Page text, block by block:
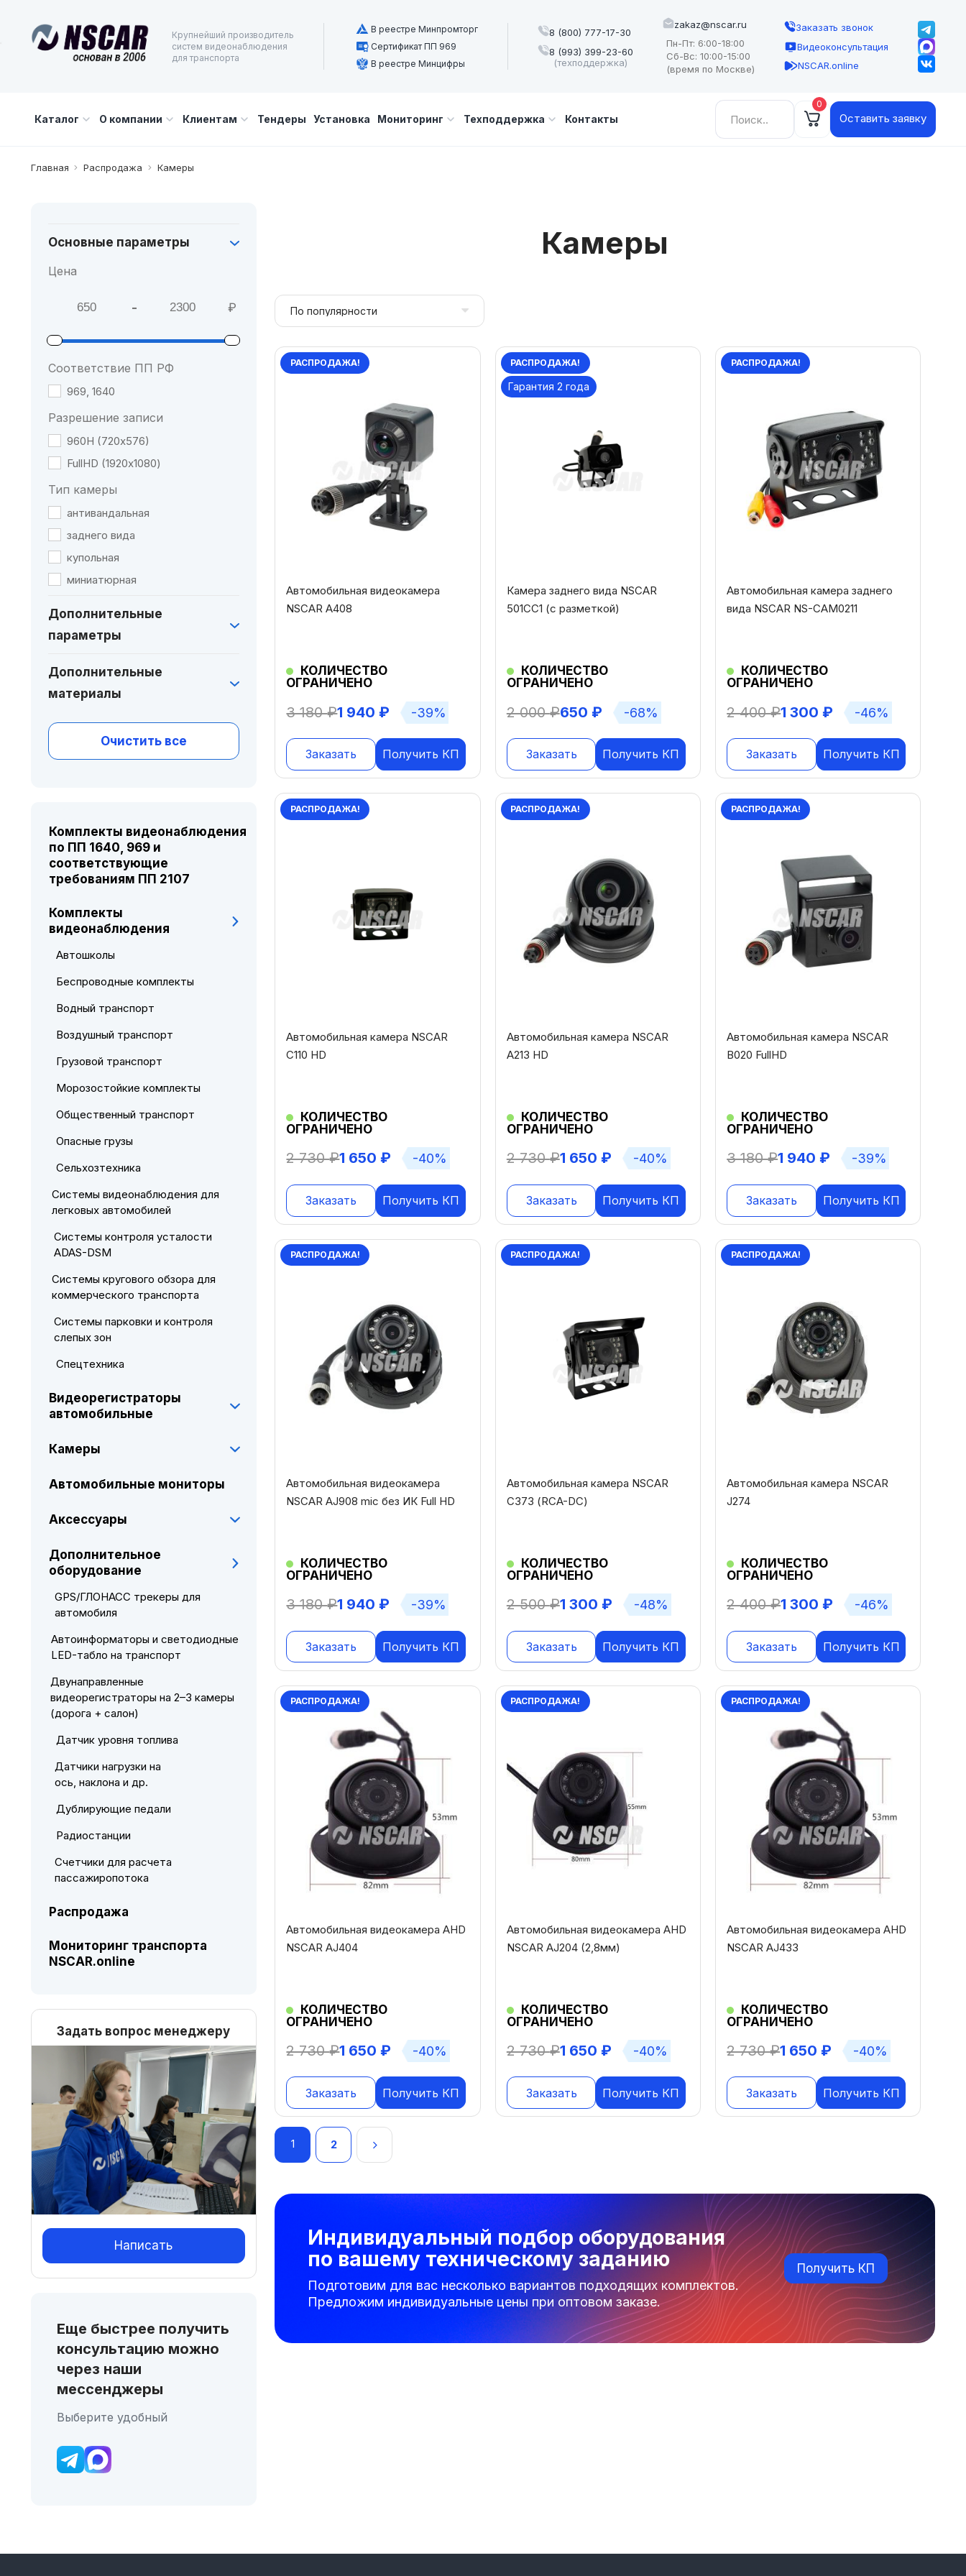
Крупнейший производитель
систем видеонаблюдения
для транспорта
В реестре Минпромторг
Сертификат ПП 969
В реестре Минцифры
8 (800) 777-17-30
8 (993) 399-23-60
(техподдержка)
zakaz@nscar.ru
Пн-Пт: 6:00-18:00
Сб-Вс: 10:00-15:00
(время по Москве)
Заказать звонок
Видеоконсультация
NSCAR.online
Каталог О компании Клиентам Тендеры Установка Мониторинг Техподдержка Контакты
Найти: 0
Оставить заявку
Главная Распродажа Камеры
Камеры
РАСПРОДАЖА!
3 180₽1 940 ₽ -39%
Автомобильная видеокамера
NSCAR A408
КОЛИЧЕСТВО
ОГРАНИЧЕНО
Заказать Получить КП
РАСПРОДАЖА!
Гарантия 2 года
2 000₽650 ₽ -68%
Камера заднего вида NSCAR
501СС1 (с разметкой)
КОЛИЧЕСТВО
ОГРАНИЧЕНО
Заказать Получить КП
РАСПРОДАЖА!
2 400₽1 300 ₽ -46%
Автомобильная камера заднего
вида NSCAR NS-CAM0211
КОЛИЧЕСТВО
ОГРАНИЧЕНО
Заказать Получить КП
РАСПРОДАЖА!
2 730₽1 650 ₽ -40%
Автомобильная камера NSCAR
C110 HD
КОЛИЧЕСТВО
ОГРАНИЧЕНО
Заказать Получить КП
РАСПРОДАЖА!
2 730₽1 650 ₽ -40%
Автомобильная камера NSCAR
A213 HD
КОЛИЧЕСТВО
ОГРАНИЧЕНО
Заказать Получить КП
РАСПРОДАЖА!
3 180₽1 940 ₽ -39%
Автомобильная камера NSCAR
B020 FullHD
КОЛИЧЕСТВО
ОГРАНИЧЕНО
Заказать Получить КП
РАСПРОДАЖА!
3 180₽1 940 ₽ -39%
Автомобильная видеокамера
NSCAR AJ908 mic без ИК Full HD
КОЛИЧЕСТВО
ОГРАНИЧЕНО
Заказать Получить КП
РАСПРОДАЖА!
2 500₽1 300 ₽ -48%
Автомобильная камера NSCAR
С373 (RCA-DC)
КОЛИЧЕСТВО
ОГРАНИЧЕНО
Заказать Получить КП
РАСПРОДАЖА!
2 400₽1 300 ₽ -46%
Автомобильная камера NSCAR
J274
КОЛИЧЕСТВО
ОГРАНИЧЕНО
Заказать Получить КП
РАСПРОДАЖА!
2 730₽1 650 ₽ -40%
Автомобильная видеокамера AHD
NSCAR AJ404
КОЛИЧЕСТВО
ОГРАНИЧЕНО
Заказать Получить КП
РАСПРОДАЖА!
2 730₽1 650 ₽ -40%
Автомобильная видеокамера AHD
NSCAR AJ204 (2,8мм)
КОЛИЧЕСТВО
ОГРАНИЧЕНО
Заказать Получить КП
РАСПРОДАЖА!
2 730₽1 650 ₽ -40%
Автомобильная видеокамера AHD
NSCAR AJ433
КОЛИЧЕСТВО
ОГРАНИЧЕНО
Заказать Получить КП
Навигация
по
записям
1 2
Индивидуальный подбор оборудования
по вашему техническому заданию
Подготовим для вас несколько вариантов подходящих комплектов.
Предложим индивидуальные цены при оптовом заказе.
Получить КП
Основные параметры
Цена
- ₽
Соответствие ПП РФ
969, 1640
Разрешение записи
960Н (720х576)
FullHD (1920х1080)
Тип камеры
антивандальная
заднего вида
купольная
миниатюрная
Дополнительные
параметры
Дополнительные
материалы
Очистить все
Комплекты видеонаблюдения
по ПП 1640, 969 и
соответствующие
требованиям ПП 2107
Комплекты
видеонаблюдения
Автошколы
Беспроводные комплекты
Водный транспорт
Воздушный транспорт
Грузовой транспорт
Морозостойкие комплекты
Общественный транспорт
Опасные грузы
Сельхозтехника
Системы видеонаблюдения для
легковых автомобилей
Системы контроля усталости
ADAS-DSM
Системы кругового обзора для
коммерческого транспорта
Системы парковки и контроля
слепых зон
Спецтехника
Видеорегистраторы
автомобильные
Камеры
Автомобильные мониторы
Аксессуары
Дополнительное
оборудование
GPS/ГЛОНАСС трекеры для
автомобиля
Автоинформаторы и светодиодные
LED-табло на транспорт
Двунаправленные
видеорегистраторы на 2–3 камеры
(дорога + салон)
Датчик уровня топлива
Датчики нагрузки на
ось, наклона и др.
Дублирующие педали
Радиостанции
Счетчики для расчета
пассажиропотока
Распродажа
Мониторинг транспорта
NSCAR.online
Задать вопрос менеджеру
Написать
Еще быстрее получить
консультацию можно
через наши
мессенджеры
Выберите удобный